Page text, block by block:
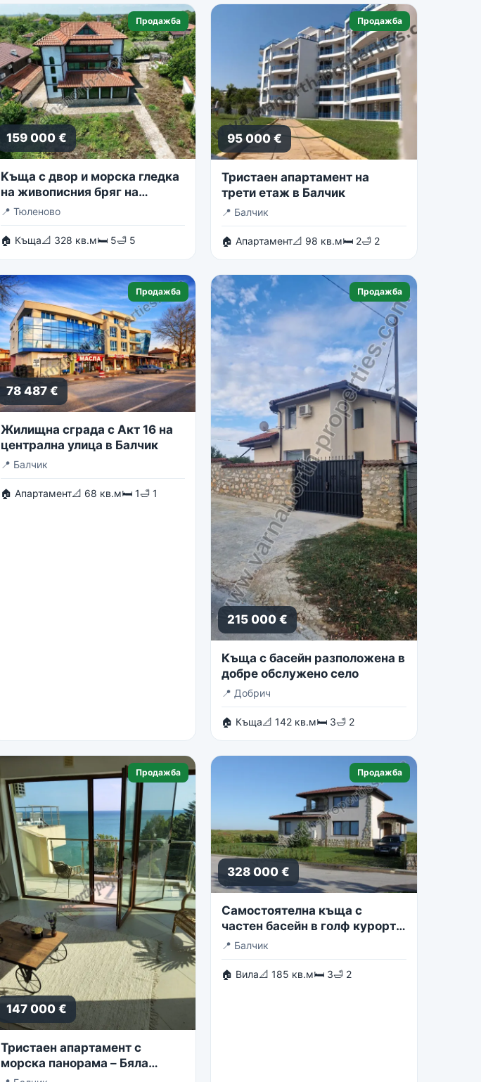
Продажба
159 000 €
Kъща с двор и морска гледка
на живописния бряг на
Тюленово
📍 Тюленово
🏠 Къща📐 328 кв.м🛏 5🛁 5
Продажба
95 000 €
Тристаен апартамент на
трети етаж в Балчик
📍 Балчик
🏠 Апартамент📐 98 кв.м🛏 2🛁 2
Продажба
78 487 €
Жилищна сграда с Акт 16 на
централна улица в Балчик
📍 Балчик
🏠 Апартамент📐 68 кв.м🛏 1🛁 1
Продажба
215 000 €
Къща с басейн разположена в
добре обслужено село
📍 Добрич
🏠 Къща📐 142 кв.м🛏 3🛁 2
Продажба
147 000 €
Тристаен апартамент с
морска панорама – Бяла
Лагуна, комплекс Golf Coast
Продажба
328 000 €
Самостоятелна къща с
частен басейн в голф курорта
Блексирама
📍 Балчик
🏠 Вила📐 185 кв.м🛏 3🛁 2